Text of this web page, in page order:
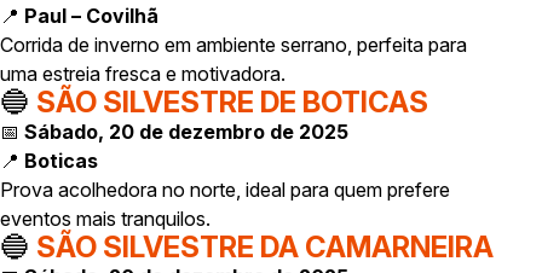
📍 Paul – Covilhã
Corrida de inverno em ambiente serrano, perfeita para
uma estreia fresca e motivadora.
🔵 SÃO SILVESTRE DE BOTICAS
📅 Sábado, 20 de dezembro de 2025
📍 Boticas
Prova acolhedora no norte, ideal para quem prefere
eventos mais tranquilos.
🔵 SÃO SILVESTRE DA CAMARNEIRA